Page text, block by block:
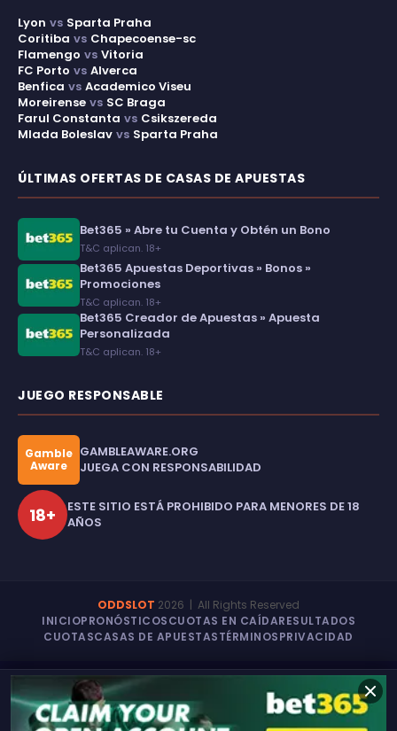
Lyon vs Sparta Praha
Coritiba vs Chapecoense-sc
Flamengo vs Vitoria
FC Porto vs Alverca
Benfica vs Academico Viseu
Moreirense vs SC Braga
Farul Constanta vs Csikszereda
Mlada Boleslav vs Sparta Praha
ÚLTIMAS OFERTAS DE CASAS DE APUESTAS
Bet365 » Abre tu Cuenta y Obtén un Bono
T&C aplican. 18+
Bet365 Apuestas Deportivas » Bonos »
Promociones
T&C aplican. 18+
Bet365 Creador de Apuestas » Apuesta
Personalizada
T&C aplican. 18+
JUEGO RESPONSABLE
Gamble
Aware
GAMBLEAWARE.ORG
JUEGA CON RESPONSABILIDAD
18+
ESTE SITIO ESTÁ PROHIBIDO PARA MENORES DE 18
AÑOS
ODDSLOT 2026 | All Rights Reserved
INICIOPRONÓSTICOSCUOTAS EN CAÍDARESULTADOS
CUOTASCASAS DE APUESTASTÉRMINOSPRIVACIDAD